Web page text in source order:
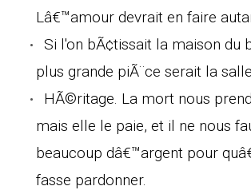
Lâ€™amour devrait en faire
Si l'on bÃ¢tissait la maison du
plus grande piÃ¨ce serait la
HÃ©ritage. La mort nous
mais elle le paie, et il ne nous
beaucoup dâ€™argent pour
fasse pardonner.